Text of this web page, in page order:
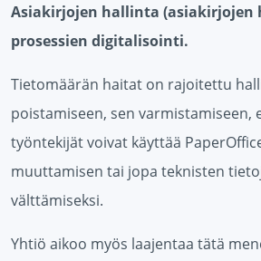
Asiakirjojen hallinta (asiakirjojen
prosessien digitalisointi.
Tietomäärän haitat on rajoitettu
poistamiseen, sen
työntekijät voivat käyttää
muuttamisen tai jopa teknisten
välttämiseksi.
Yhtiö aikoo myös laajentaa tätä